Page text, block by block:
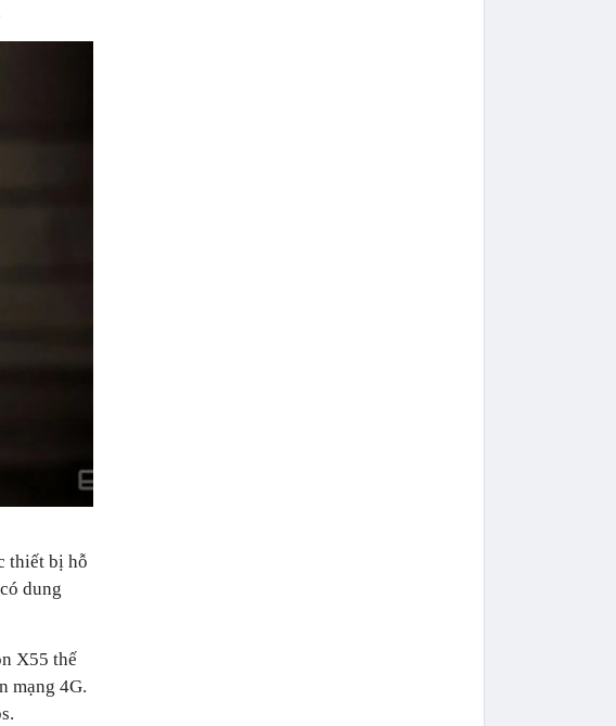
thiết bị hỗ
dung
X55 thế
mạng 4G.